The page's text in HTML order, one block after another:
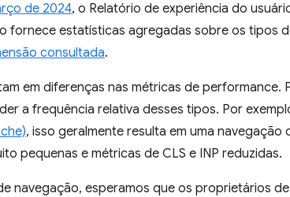
de 2024, o Relatório de experiência do
fornece estatísticas agregadas sobre os tipos
consultada.
em diferenças nas métricas de performance.
a frequência relativa desses tipos. Por
, isso geralmente resulta em uma navegação
pequenas e métricas de CLS e INP reduzidas.
navegação, esperamos que os proprietários de